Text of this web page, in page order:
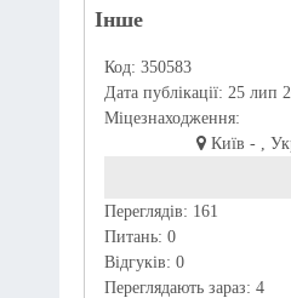
Інше
Код: 350583
Дата публікації: 25 лип
Міцезнаходження:
Київ - ,
Переглядів: 161
Питань: 0
Відгуків: 0
Переглядають зараз: 4